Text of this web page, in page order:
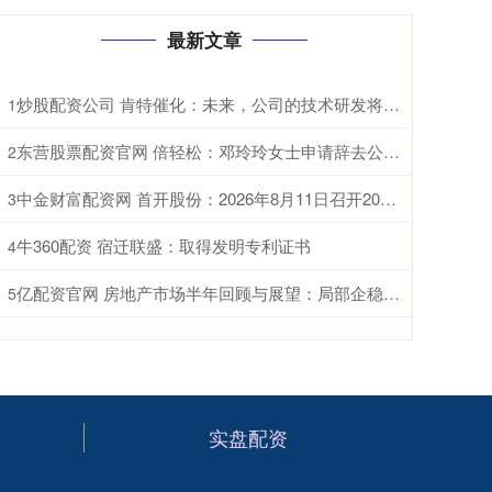
最新文章
1 炒股配资公司 肯特催化：未来，公司的技术研发将重点聚焦于现有生产工艺的优化迭代、全新产品开发以及前沿技术市场转化落地
2 东营股票配资官网 倍轻松：邓玲玲女士申请辞去公司董事会秘书职务
3 中金财富配资网 首开股份：2026年8月11日召开2026年第三次临时股东会
4牛360配资 宿迁联盛：取得发明专利证书
5 亿配资官网 房地产市场半年回顾与展望：局部企稳，结构分化
实盘配资